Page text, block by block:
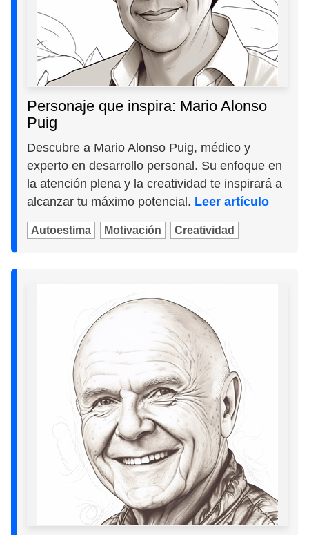
Personaje que inspira: Mario Alonso
Puig
Descubre a Mario Alonso Puig, médico y
experto en desarrollo personal. Su enfoque en
la atención plena y la creatividad te inspirará a
alcanzar tu máximo potencial. Leer artículo
Autoestima Motivación Creatividad